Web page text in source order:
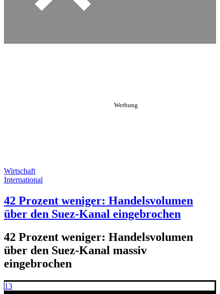
Wirtschaft
International
42 Prozent weniger: Handelsvolumen
über den Suez-Kanal eingebrochen
42 Prozent weniger: Handelsvolumen
über den Suez-Kanal massiv
eingebrochen
13